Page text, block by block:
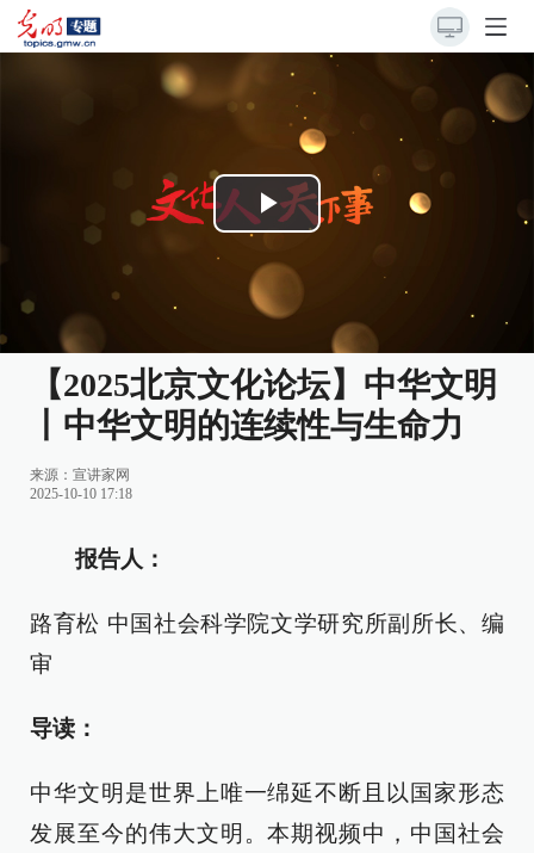
Play
Video
【2025北京文化论坛】中华文明
丨中华文明的连续性与生命力
来源： 宣讲家网
2025-10-10 17:18
报告人：
路育松 中国社会科学院文学研究所副所长、编
审
导读：
中华文明是世界上唯一绵延不断且以国家形态
发展至今的伟大文明。本期视频中，中国社会